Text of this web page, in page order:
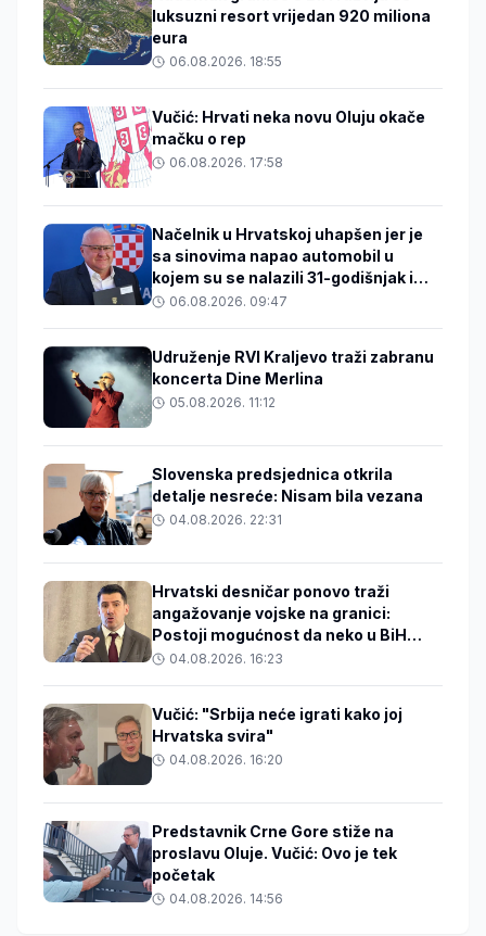
luksuzni resort vrijedan 920 miliona
eura
06.08.2026. 18:55
Vučić: Hrvati neka novu Oluju okače
mačku o rep
06.08.2026. 17:58
Načelnik u Hrvatskoj uhapšen jer je
sa sinovima napao automobil u
kojem su se nalazili 31-godišnjak i
beba06.08.2026. 09:47
Udruženje RVI Kraljevo traži zabranu
koncerta Dine Merlina
05.08.2026. 11:12
Slovenska predsjednica otkrila
detalje nesreće: Nisam bila vezana
04.08.2026. 22:31
Hrvatski desničar ponovo traži
angažovanje vojske na granici:
Postoji mogućnost da neko u BiH
zakuha stvari
04.08.2026. 16:23
Vučić: "Srbija neće igrati kako joj
Hrvatska svira"
04.08.2026. 16:20
Predstavnik Crne Gore stiže na
proslavu Oluje. Vučić: Ovo je tek
početak
04.08.2026. 14:56